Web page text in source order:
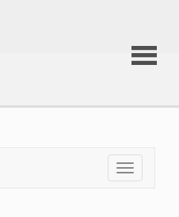
O firmie
Toggle
navigation